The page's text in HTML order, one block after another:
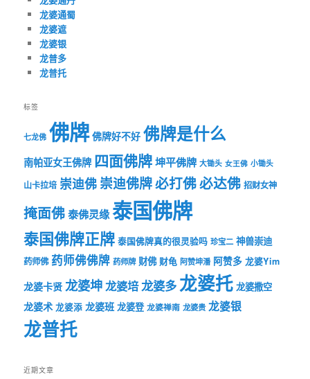
龙婆通蜀
龙婆遮
龙婆银
龙普多
龙普托
标签
七龙佛 佛牌 佛牌好不好 佛牌是什么
南帕亚女王佛牌 四面佛牌坤平佛牌 大锄头 女王佛 小锄头
山卡拉培 崇迪佛崇迪佛牌必打佛必达佛 招财女神
掩面佛泰佛灵缘泰国佛牌
泰国佛牌正牌 泰国佛牌真的很灵验吗 珍宝二 神兽崇迪
药师佛 药师佛佛牌 药师牌 财佛 财龟 阿赞坤潘 阿赞多 龙婆Yim
龙婆卡贤 龙婆坤龙婆培龙婆多龙婆托 龙婆撒空
龙婆术 龙婆添 龙婆班 龙婆登 龙婆禅南 龙婆贵 龙婆银
龙普托
近期文章